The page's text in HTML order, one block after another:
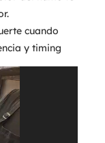
cuando
y timing